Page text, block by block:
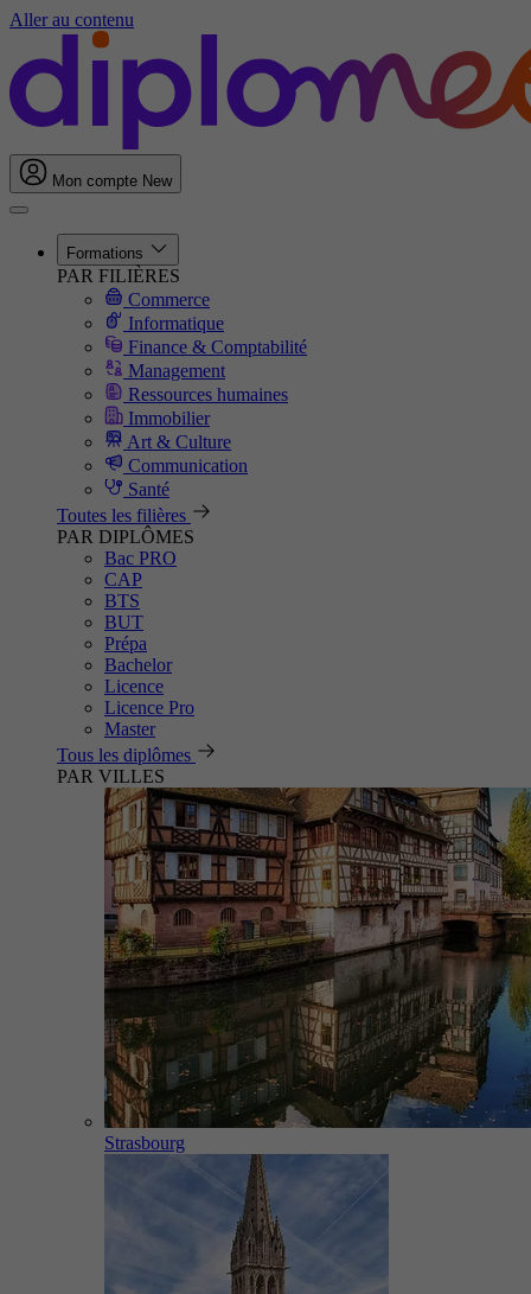
Aller au contenu
Mon compte New
Formations
PAR FILIÈRES
Commerce
Informatique
Finance & Comptabilité
Management
Ressources humaines
Immobilier
Art & Culture
Communication
Santé
Toutes les filières
PAR DIPLÔMES
Bac PRO
CAP
BTS
BUT
Prépa
Bachelor
Licence
Licence Pro
Master
Tous les diplômes
PAR VILLES
Strasbourg